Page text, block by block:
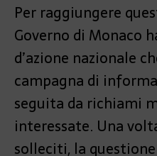
Per raggiungere
Governo di Monaco
d’azione nazionale
campagna di
seguita da richiami
interessate. Una
solleciti, la